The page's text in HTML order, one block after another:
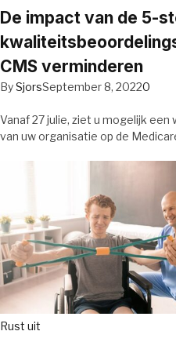
De impact van de 5-
CMS verminderen
BySjorsSeptember 8, 20220
Vanaf 27 julie, ziet u mogelijk
van uw organisatie op de
Rust uit